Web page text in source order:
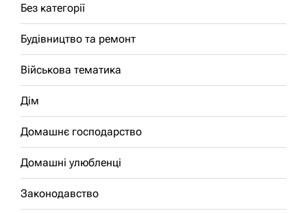
Без категорії
Будівництво та ремонт
Військова тематика
Дім
Домашнє господарство
Домашні улюбленці
Законодавство